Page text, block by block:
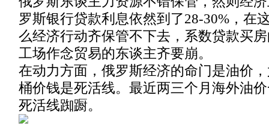
罗斯银行贷款利息依然到了28-30%，在
么经济行动齐保管不下去，系数贷款买
工场作念贸易的东谈主齐要崩。
在动力方面，俄罗斯经济的命门是油价
桶价钱是死活线。最近两三个月海外油
死活线踟蹰。